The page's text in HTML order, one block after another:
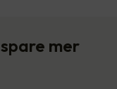
mer